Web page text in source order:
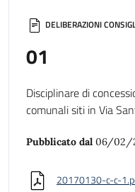
DELIBERAZIONI
01
Disciplinare di
comunali siti in Via
Pubblicato dal 06/02/
20170130-c-c-